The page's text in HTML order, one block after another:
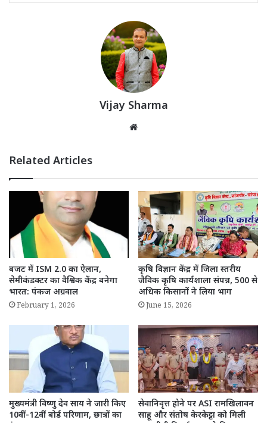
Vijay Sharma
Related Articles
बजट में ISM 2.0 का ऐलान,
सेमीकंडक्टर का वैश्विक केंद्र बनेगा
भारत: पंकज अग्रवाल
February 1, 2026
कृषि विज्ञान केंद्र में जिला स्तरीय
जैविक कृषि कार्यशाला संपन्न, 500 से
अधिक किसानों ने लिया भाग
June 15, 2026
मुख्यमंत्री विष्णु देव साय ने जारी किए
10वीं-12वीं बोर्ड परिणाम, छात्रों का
सेवानिवृत्त होने पर ASI रामखिलावन
साहू और संतोष केरकेट्टा को मिली